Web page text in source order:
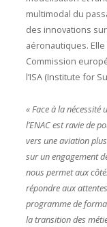
multimodal du
des innovations
aéronautiques.
Commission
l’ISA (Institute for
« Face à la
l’ENAC est ravie de
vers une aviation
sur un engagement
nous permet aux
répondre aux
programme de
la transition des